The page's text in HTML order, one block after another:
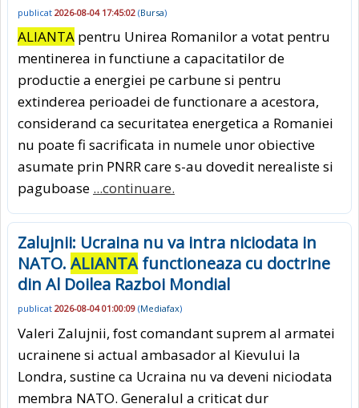
publicat 2026-08-04 17:45:02 (Bursa)
ALIANTA pentru Unirea Romanilor a votat pentru
mentinerea in functiune a capacitatilor de
productie a energiei pe carbune si pentru
extinderea perioadei de functionare a acestora,
considerand ca securitatea energetica a Romaniei
nu poate fi sacrificata in numele unor obiective
asumate prin PNRR care s-au dovedit nerealiste si
paguboase ...continuare.
Zalujnii: Ucraina nu va intra niciodata in
NATO. ALIANTAfunctioneaza cu doctrine
din Al Doilea Razboi Mondial
publicat 2026-08-04 01:00:09 (Mediafax)
Valeri Zalujnii, fost comandant suprem al armatei
ucrainene si actual ambasador al Kievului la
Londra, sustine ca Ucraina nu va deveni niciodata
membra NATO. Generalul a criticat dur